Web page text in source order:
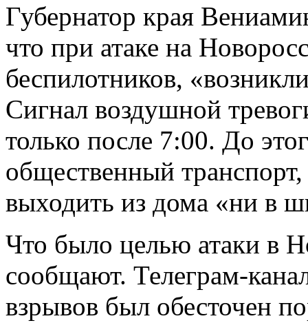
Губернатор края
что при атаке на
беспилотников,
Сигнал воздушной
только после 7:00. До
общественный
выходить из дома «ни в
Что было целью атаки в
сообщают. Телеграм-
взрывов был обесточен